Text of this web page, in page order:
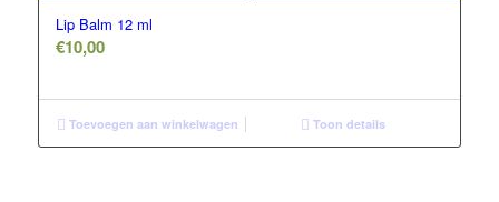
Lip Balm 12 ml
€10,00
Toevoegen aan winkelwagen Toon details